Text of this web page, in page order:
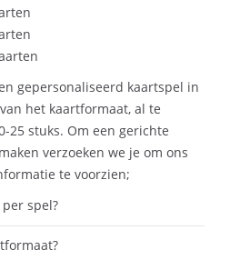
gepersonaliseerd kaartspel in
het kaartformaat, al te
25 stuks. Om een gerichte
verzoeken we je om ons
te voorzien;
spel?